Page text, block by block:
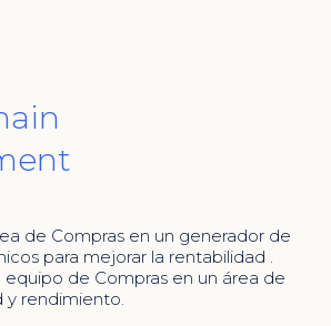
de Compras en un generador de
para mejorar la rentabilidad .
equipo de Compras en un área de
y rendimiento.